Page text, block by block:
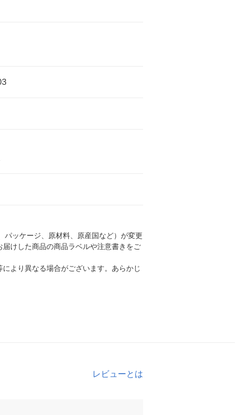
ッケージ、原材料、原産国など）が変更
けした商品の商品ラベルや注意書きをご
より異なる場合がございます。あらかじ
レビューとは